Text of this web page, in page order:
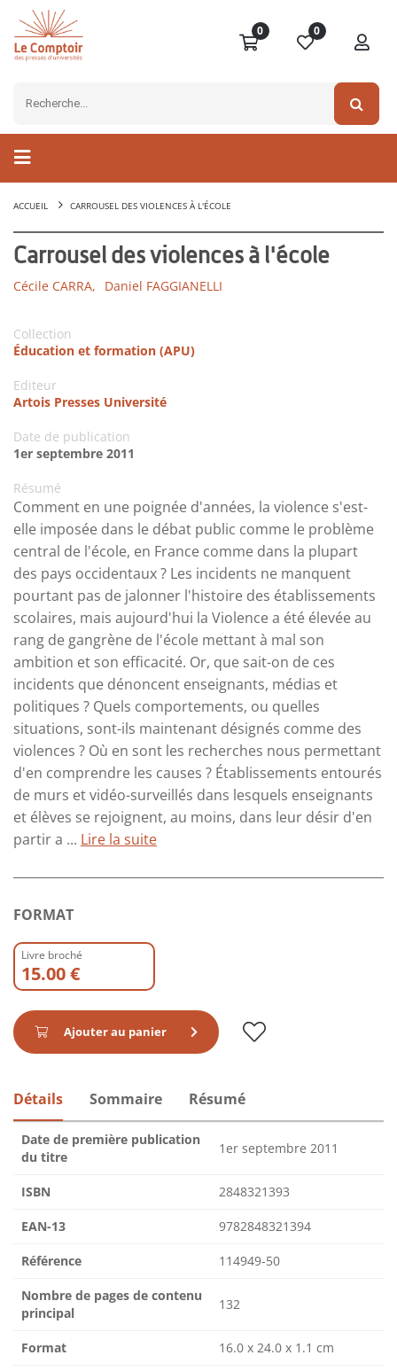
0 0
ACCUEIL CARROUSEL DES VIOLENCES À L'ÉCOLE
Carrousel des violences à l'école
Cécile CARRA, Daniel FAGGIANELLI
Collection
Éducation et formation (APU)
Editeur
Artois Presses Université
Date de publication
1er septembre 2011
Résumé
Comment en une poignée d'années, la violence s'est-
elle imposée dans le débat public comme le problème
central de l'école, en France comme dans la plupart
des pays occidentaux ? Les incidents ne manquent
pourtant pas de jalonner l'histoire des établissements
scolaires, mais aujourd'hui la Violence a été élevée au
rang de gangrène de l'école mettant à mal son
ambition et son efficacité. Or, que sait-on de ces
incidents que dénoncent enseignants, médias et
politiques ? Quels comportements, ou quelles
situations, sont-ils maintenant désignés comme des
violences ? Où en sont les recherches nous permettant
d'en comprendre les causes ? Établissements entourés
de murs et vidéo-surveillés dans lesquels enseignants
et élèves se rejoignent, au moins, dans leur désir d'en
partir a ... Lire la suite
FORMAT
Livre broché
15.00 €
Ajouter au panier
Détails Sommaire Résumé
Date de première publication
du titre
1er septembre 2011
ISBN 2848321393
EAN-13 9782848321394
Référence 114949-50
Nombre de pages de contenu
principal
132
Format 16.0 x 24.0 x 1.1 cm